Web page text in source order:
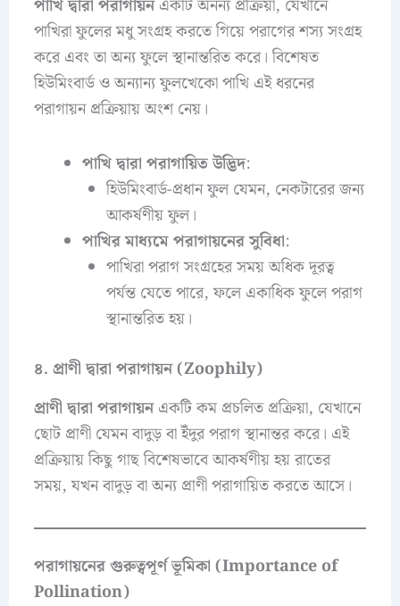
পাখি দ্বারা পরাগায়নএকটি অনন্য প্রক্রিয়া, যেখানে
পাখিরা ফুলের মধু সংগ্রহ করতে গিয়ে পরাগের শস্য সংগ্রহ
করে এবং তা অন্য ফুলে স্থানান্তরিত করে। বিশেষত
হিউমিংবার্ড ও অন্যান্য ফুলখেকো পাখি এই ধরনের
পরাগায়ন প্রক্রিয়ায় অংশ নেয়।
পাখি দ্বারা পরাগায়িত উদ্ভিদ:
হিউমিংবার্ড-প্রধান ফুল যেমন, নেকটারের জন্য
আকর্ষণীয় ফুল।
পাখির মাধ্যমে পরাগায়নের সুবিধা:
পাখিরা পরাগ সংগ্রহের সময় অধিক দূরত্ব
পর্যন্ত যেতে পারে, ফলে একাধিক ফুলে পরাগ
স্থানান্তরিত হয়।
৪. প্রাণী দ্বারা পরাগায়ন (Zoophily)
প্রাণী দ্বারা পরাগায়নএকটি কম প্রচলিত প্রক্রিয়া, যেখানে
ছোট প্রাণী যেমন বাদুড় বা ইঁদুর পরাগ স্থানান্তর করে। এই
প্রক্রিয়ায় কিছু গাছ বিশেষভাবে আকর্ষণীয় হয় রাতের
সময়, যখন বাদুড় বা অন্য প্রাণী পরাগায়িত করতে আসে।
পরাগায়নের গুরুত্বপূর্ণ ভূমিকা (Importance of
Pollination)